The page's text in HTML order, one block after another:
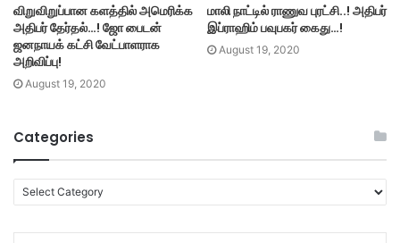
விறுவிறுப்பான களத்தில் அமெரிக்க
அதிபர் தேர்தல்…! ஜோ பைடன்
ஜனநாயக் கட்சி வேட்பாளராக
அறிவிப்பு!
August 19, 2020
மாலி நாட்டில் ராணுவ புரட்சி..! அதிபர்
இப்ராஹிம் பவுபகர் கைது…!
August 19, 2020
Categories
a